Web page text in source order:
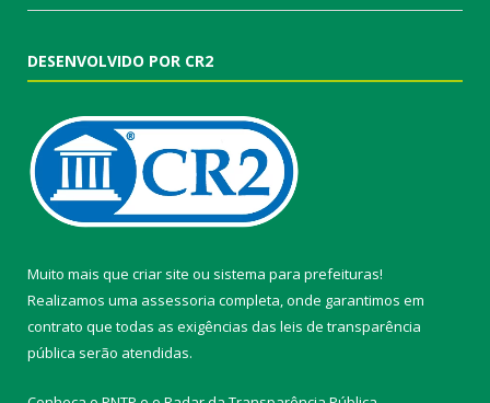
DESENVOLVIDO POR CR2
Muito mais que criar site ou sistema para prefeituras!
Realizamos uma assessoria completa, onde garantimos em
contrato que todas as exigências das leis de transparência
pública serão atendidas.